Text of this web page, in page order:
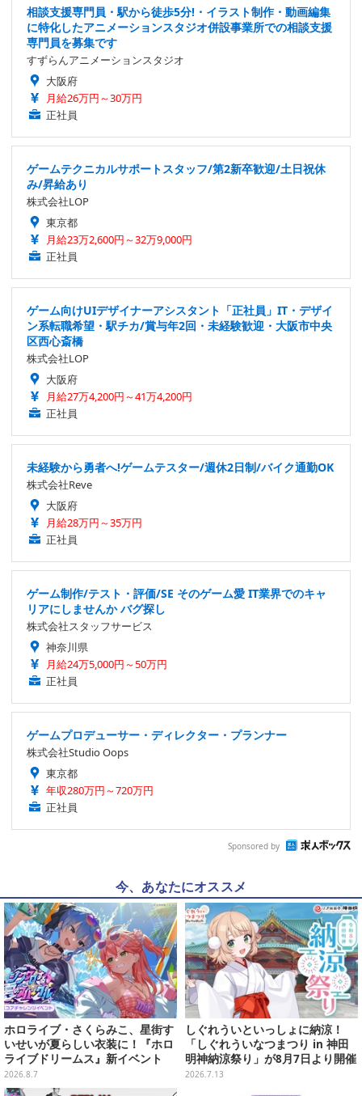
相談支援専門員・駅から徒歩5分!・イラスト制作・動画編集
に特化したアニメーションスタジオ併設事業所での相談支援
専門員を募集です
すずらんアニメーションスタジオ
大阪府
月給26万円～30万円
正社員
ゲームテクニカルサポートスタッフ/第2新卒歓迎/土日祝休
み/昇給あり
株式会社LOP
東京都
月給23万2,600円～32万9,000円
正社員
ゲーム向けUIデザイナーアシスタント「正社員」IT・デザイ
ン系転職希望・駅チカ/賞与年2回・未経験歓迎・大阪市中央
区西心斎橋
株式会社LOP
大阪府
月給27万4,200円～41万4,200円
正社員
未経験から勇者へ!ゲームテスター/週休2日制/バイク通勤OK
株式会社Reve
大阪府
月給28万円～35万円
正社員
ゲーム制作/テスト・評価/SE そのゲーム愛 IT業界でのキャ
リアにしませんか バグ探し
株式会社スタッフサービス
神奈川県
月給24万5,000円～50万円
正社員
ゲームプロデューサー・ディレクター・プランナー
株式会社Studio Oops
東京都
年収280万円～720万円
正社員
Sponsored by
今、あなたにオススメ
ホロライブ・さくらみこ、星街す
いせいが夏らしい衣装に！『ホロ
ライブドリームス』新イベント
「シンクロする夏のスパークル」
開幕
2026.8.7
しぐれういといっしょに納涼！
「しぐれういなつまつり in 神田
明神納涼祭り」が8月7日より開催
決定
2026.7.13